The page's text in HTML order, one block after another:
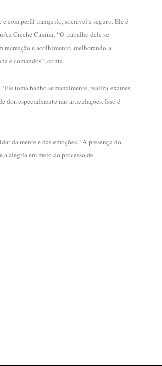
com perfil tranquilo, sociável e seguro. Ele é
Creche Canina. “O trabalho dele se
e acolhimento, melhorando a
e comandos”, conta.
toma banho semanalmente, realiza exames
dor, especialmente nas articulações. Isso é
da mente e das emoções. “A presença do
alegria em meio ao processo de